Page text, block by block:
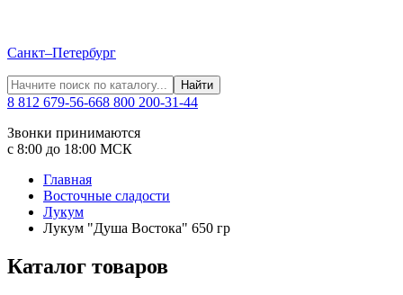
Санкт–Петербург
Найти
8 812 679-56-668 800 200-31-44
Звонки принимаются
с 8:00 до 18:00 МСК
Главная
Восточные сладости
Лукум
Лукум "Душа Востока" 650 гр
Каталог товаров